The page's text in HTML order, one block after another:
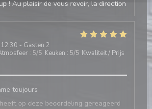
! Au plaisir de vous revoir, la direction
- Gasten 2
: 5/5 Keuken : 5/5 Kwaliteit / Prijs
toujours
heeft op deze beoordeling gereageerd